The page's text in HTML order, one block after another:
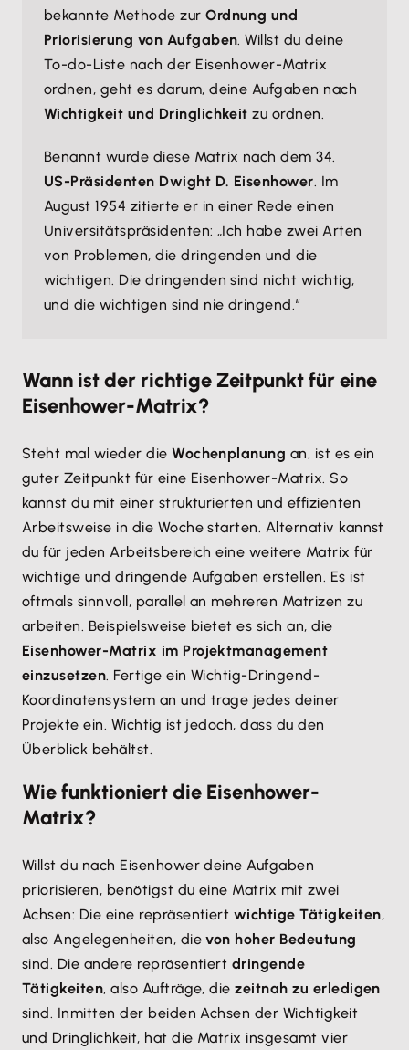
bekannte Methode zurOrdnung und
Priorisierung von Aufgaben. Willst du deine
To-do-Liste nach der Eisenhower-Matrix
ordnen, geht es darum, deine Aufgaben nach
Wichtigkeit und Dringlichkeitzu ordnen.
Benannt wurde diese Matrix nach dem 34.
US-Präsidenten Dwight D. Eisenhower. Im
August 1954 zitierte er in einer Rede einen
Universitätspräsidenten: „Ich habe zwei Arten
von Problemen, die dringenden und die
wichtigen. Die dringenden sind nicht wichtig,
und die wichtigen sind nie dringend.“
Wann ist der richtige Zeitpunkt für eine
Eisenhower-Matrix?
Steht mal wieder dieWochenplanung an, ist es ein
guter Zeitpunkt für eine Eisenhower-Matrix. So
kannst du mit einer strukturierten und effizienten
Arbeitsweise in die Woche starten. Alternativ kannst
du für jeden Arbeitsbereich eine weitere Matrix für
wichtige und dringende Aufgaben erstellen. Es ist
oftmals sinnvoll, parallel an mehreren Matrizen zu
arbeiten. Beispielsweise bietet es sich an, die
Eisenhower-Matrix im Projektmanagement
einzusetzen. Fertige ein Wichtig-Dringend-
Koordinatensystem an und trage jedes deiner
Projekte ein. Wichtig ist jedoch, dass du den
Überblick behältst.
Wie funktioniert die Eisenhower-
Matrix?
Willst du nach Eisenhower deine Aufgaben
priorisieren, benötigst du eine Matrix mit zwei
Achsen: Die eine repräsentiert wichtige Tätigkeiten,
also Angelegenheiten, dievon hoher Bedeutung
sind. Die andere repräsentiert dringende
Tätigkeiten, also Aufträge, diezeitnah zu erledigen
sind. Inmitten der beiden Achsen der Wichtigkeit
und Dringlichkeit, hat die Matrix insgesamt vier